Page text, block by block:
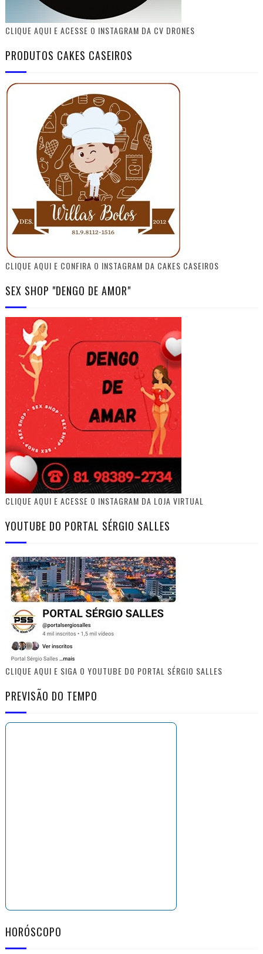
CLIQUE AQUI E ACESSE O INSTAGRAM DA CV DRONES
PRODUTOS CAKES CASEIROS
CLIQUE AQUI E CONFIRA O INSTAGRAM DA CAKES CASEIROS
SEX SHOP "DENGO DE AMOR"
CLIQUE AQUI E ACESSE O INSTAGRAM DA LOJA VIRTUAL
YOUTUBE DO PORTAL SÉRGIO SALLES
CLIQUE AQUI E SIGA O YOUTUBE DO PORTAL SÉRGIO SALLES
PREVISÃO DO TEMPO
HORÓSCOPO